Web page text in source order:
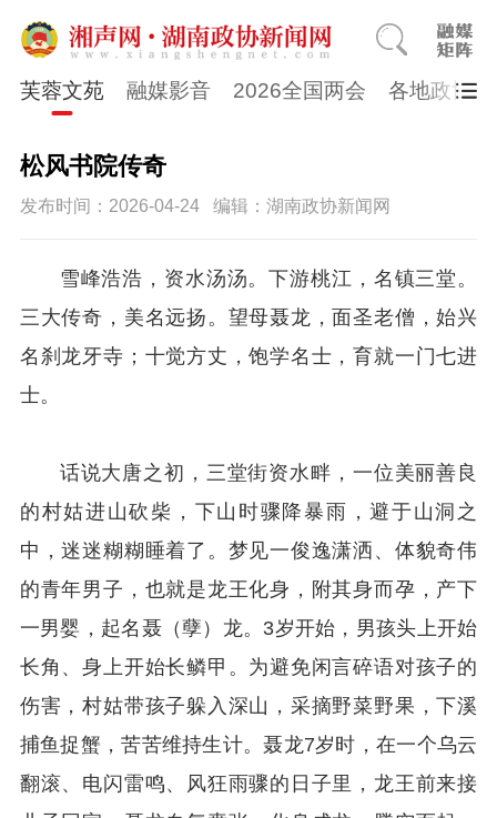
芙蓉文苑 融媒影音 2026全国两会 各地政协
松风书院传奇
发布时间：2026-04-24 编辑：湖南政协新闻网
雪峰浩浩，资水汤汤。下游桃江，名镇三堂。
三大传奇，美名远扬。望母聂龙，面圣老僧，始兴
名刹龙牙寺；十觉方丈，饱学名士，育就一门七进
士。
话说大唐之初，三堂街资水畔，一位美丽善良
的村姑进山砍柴，下山时骤降暴雨，避于山洞之
中，迷迷糊糊睡着了。梦见一俊逸潇洒、体貌奇伟
的青年男子，也就是龙王化身，附其身而孕，产下
一男婴，起名聂（孽）龙。3岁开始，男孩头上开始
长角、身上开始长鳞甲。为避免闲言碎语对孩子的
伤害，村姑带孩子躲入深山，采摘野菜野果，下溪
捕鱼捉蟹，苦苦维持生计。聂龙7岁时，在一个乌云
翻滚、电闪雷鸣、风狂雨骤的日子里，龙王前来接